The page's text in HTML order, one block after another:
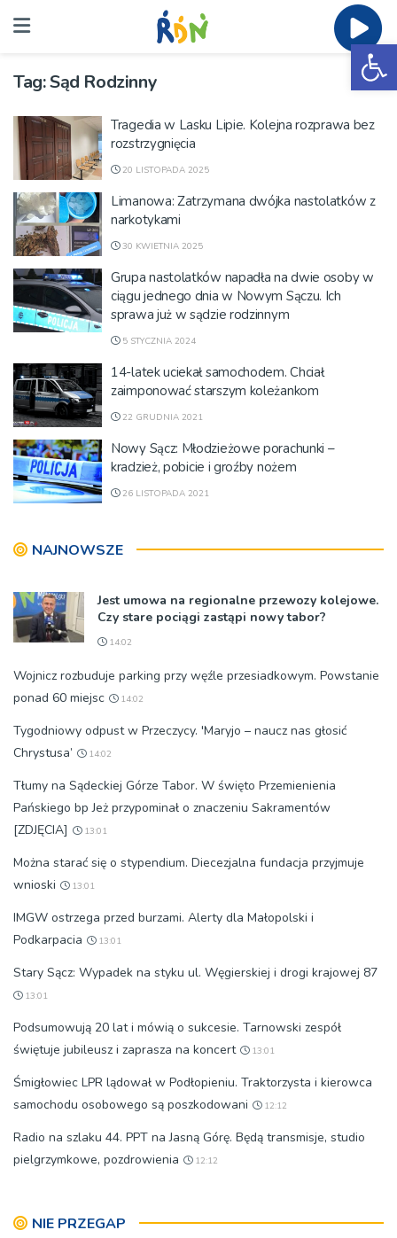
Tag:Sąd Rodzinny
Tragedia w Lasku Lipie. Kolejna rozprawa bez
rozstrzygnięcia
20 LISTOPADA 2025
Limanowa: Zatrzymana dwójka nastolatków z
narkotykami
30 KWIETNIA 2025
Grupa nastolatków napadła na dwie osoby w
ciągu jednego dnia w Nowym Sączu. Ich
sprawa już w sądzie rodzinnym
5 STYCZNIA 2024
14-latek uciekał samochodem. Chciał
zaimponować starszym koleżankom
22 GRUDNIA 2021
Nowy Sącz: Młodzieżowe porachunki –
kradzież, pobicie i groźby nożem
26 LISTOPADA 2021
NAJNOWSZE
Jest umowa na regionalne przewozy kolejowe.
Czy stare pociągi zastąpi nowy tabor?
14:02
Wojnicz rozbuduje parking przy węźle przesiadkowym. Powstanie
ponad 60 miejsc
14:02
Tygodniowy odpust w Przeczycy. 'Maryjo – naucz nas głosić
Chrystusa’
14:02
Tłumy na Sądeckiej Górze Tabor. W święto Przemienienia
Pańskiego bp Jeż przypominał o znaczeniu Sakramentów
[ZDJĘCIA]
13:01
Można starać się o stypendium. Diecezjalna fundacja przyjmuje
wnioski
13:01
IMGW ostrzega przed burzami. Alerty dla Małopolski i
Podkarpacia
13:01
Stary Sącz: Wypadek na styku ul. Węgierskiej i drogi krajowej 87
13:01
Podsumowują 20 lat i mówią o sukcesie. Tarnowski zespół
świętuje jubileusz i zaprasza na koncert
13:01
Śmigłowiec LPR lądował w Podłopieniu. Traktorzysta i kierowca
samochodu osobowego są poszkodowani
12:12
Radio na szlaku 44. PPT na Jasną Górę. Będą transmisje, studio
pielgrzymkowe, pozdrowienia
12:12
NIE PRZEGAP